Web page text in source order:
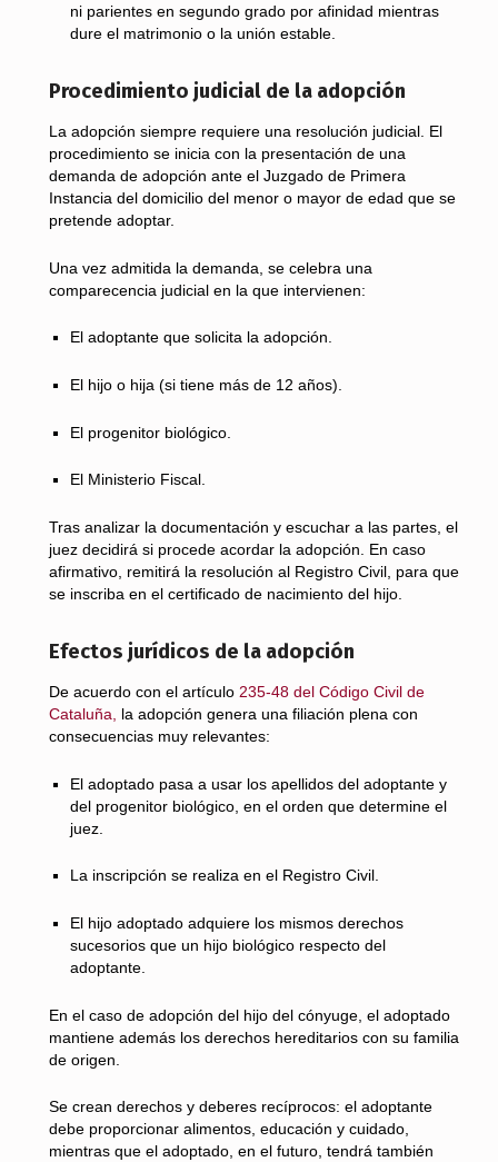
ni parientes en segundo grado por afinidad mientras
dure el matrimonio o la unión estable.
Procedimiento judicial de la adopción
La adopción siempre requiere una resolución judicial. El
procedimiento se inicia con la presentación de una
demanda de adopción ante el Juzgado de Primera
Instancia del domicilio del menor o mayor de edad que se
pretende adoptar.
Una vez admitida la demanda, se celebra una
comparecencia judicial en la que intervienen:
El adoptante que solicita la adopción.
El hijo o hija (si tiene más de 12 años).
El progenitor biológico.
El Ministerio Fiscal.
Tras analizar la documentación y escuchar a las partes, el
juez decidirá si procede acordar la adopción. En caso
afirmativo, remitirá la resolución al Registro Civil, para que
se inscriba en el certificado de nacimiento del hijo.
Efectos jurídicos de la adopción
De acuerdo con el artículo235-48 del Código Civil de
Cataluña,
la adopción genera una filiación plena con
consecuencias muy relevantes:
El adoptado pasa a usar los apellidos del adoptante y
del progenitor biológico, en el orden que determine el
juez.
La inscripción se realiza en el Registro Civil.
El hijo adoptado adquiere los mismos derechos
sucesorios que un hijo biológico respecto del
adoptante.
En el caso de adopción del hijo del cónyuge, el adoptado
mantiene además los derechos hereditarios con su familia
de origen.
Se crean derechos y deberes recíprocos: el adoptante
debe proporcionar alimentos, educación y cuidado,
mientras que el adoptado, en el futuro, tendrá también